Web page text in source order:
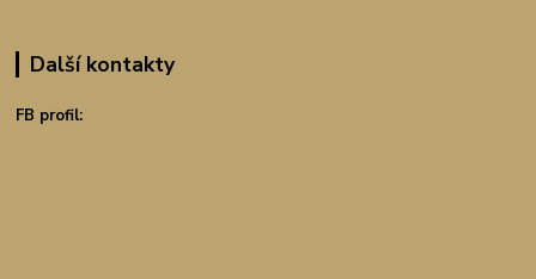
Další kontakty
FB profil: